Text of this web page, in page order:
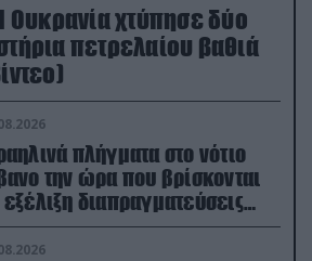
Ουκρανία χτύπησε δύο
πετρελαίου βαθιά
πλήγματα στο νότιο
την ώρα που βρίσκονται
διαπραγματεύσεις
Ρώμη